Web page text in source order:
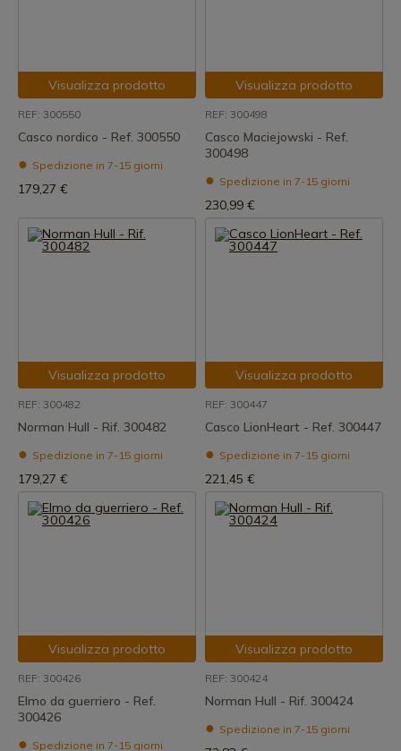
Visualizza prodotto
REF: 300550
Casco nordico - Ref. 300550
Spedizione in 7-15 giorni
179,27 €
Visualizza prodotto
REF: 300498
Casco Maciejowski - Ref.
300498
Spedizione in 7-15 giorni
230,99 €
Visualizza prodotto
REF: 300482
Norman Hull - Rif. 300482
Spedizione in 7-15 giorni
179,27 €
Visualizza prodotto
REF: 300447
Casco LionHeart - Ref. 300447
Spedizione in 7-15 giorni
221,45 €
Visualizza prodotto
REF: 300426
Elmo da guerriero - Ref.
300426
Spedizione in 7-15 giorni
Visualizza prodotto
REF: 300424
Norman Hull - Rif. 300424
Spedizione in 7-15 giorni